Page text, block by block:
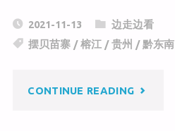
C
h
a
W
b
c
e
o
2021-11-13
边走边看
摆贝苗寨 /榕江 /贵州 /黔东南
CONTINUE READING"榕